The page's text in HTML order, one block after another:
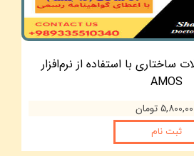
ساختاری با استفاده از نرم‌افزار
AMOS
تومان
ثبت نام